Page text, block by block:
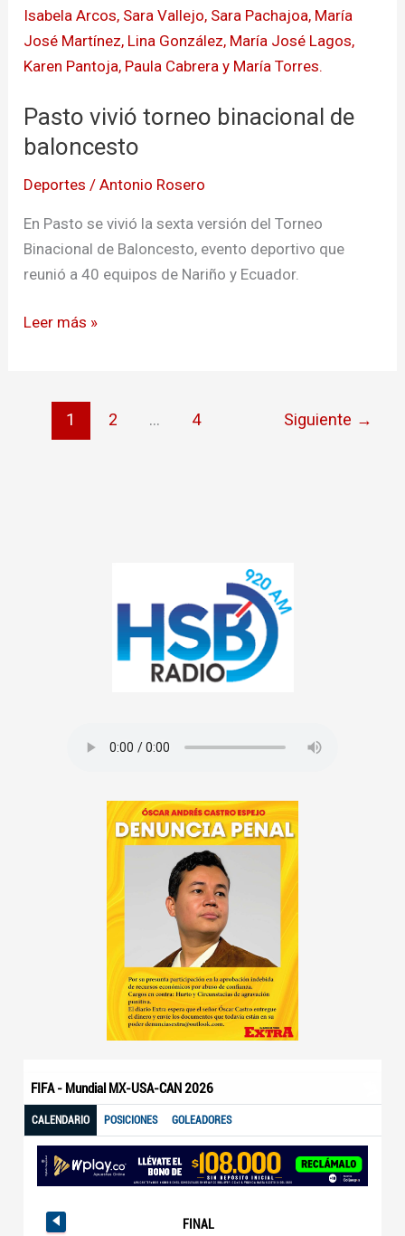
Pasto vivió torneo binacional de
baloncesto
Deportes /Antonio Rosero
En Pasto se vivió la sexta versión del Torneo
Binacional de Baloncesto, evento deportivo que
reunió a 40 equipos de Nariño y Ecuador.
de
baloncesto
Leer más »
1 2 … 4 Siguiente →